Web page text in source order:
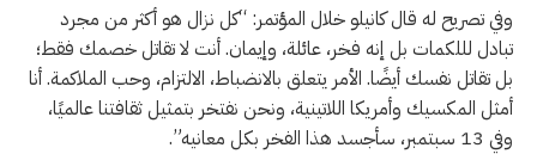
وفي تصريح له قال كانيلو خلال المؤتمر: “كل نزال هو أكثر من مجرد
تبادل لللكمات بل إنه فخر، عائلة، وإيمان. أنت لا تقاتل خصمك فقط؛
بل تقاتل نفسك أيضًا. الأمر يتعلق بالانضباط، الالتزام، وحب الملاكمة. أنا
أمثل المكسيك وأمريكا اللاتينية، ونحن نفتخر بتمثيل ثقافتنا عالميًا،
وفي 13 سبتمبر، سأجسد هذا الفخر بكل معانيه”.